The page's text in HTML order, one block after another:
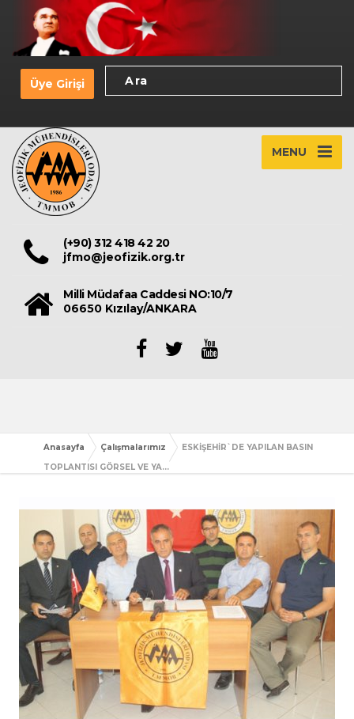
Üye Girişi
MENU
(+90) 312 418 42 20
jfmo@jeofizik.org.tr
Milli Müdafaa Caddesi NO:10/7
06650 Kızılay/ANKARA
Anasayfa Çalışmalarımız
ESKİŞEHİR`DE YAPILAN BASIN
TOPLANTISI GÖRSEL VE YA...